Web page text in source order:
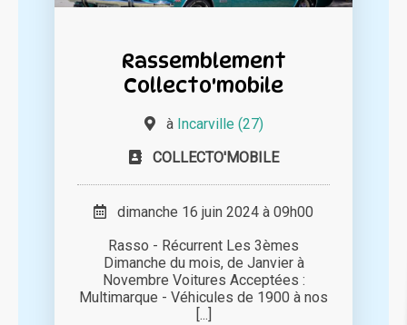
Rassemblement
Collecto'mobile
à Incarville (27)
COLLECTO'MOBILE
dimanche 16 juin 2024 à 09h00
Rasso - Récurrent Les 3èmes
Dimanche du mois, de Janvier à
Novembre Voitures Acceptées :
Multimarque - Véhicules de 1900 à nos
[...]